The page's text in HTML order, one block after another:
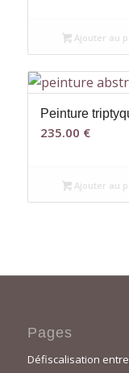
Ajouter au
Peinture
235.00 €
Ajouter au
Pages
Défiscalisation